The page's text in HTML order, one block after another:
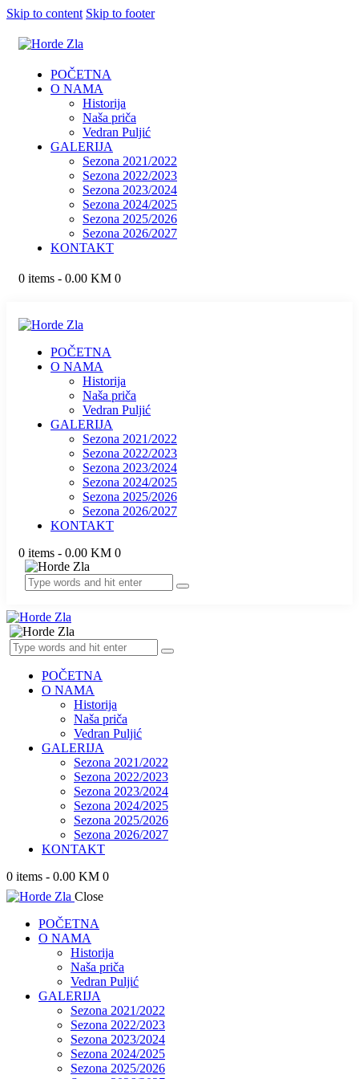
Skip to content Skip to footer
POČETNA
O NAMA
Historija
Naša priča
Vedran Puljić
GALERIJA
Sezona 2021/2022
Sezona 2022/2023
Sezona 2023/2024
Sezona 2024/2025
Sezona 2025/2026
Sezona 2026/2027
KONTAKT
0 items - 0.00 KM 0
POČETNA
O NAMA
Historija
Naša priča
Vedran Puljić
GALERIJA
Sezona 2021/2022
Sezona 2022/2023
Sezona 2023/2024
Sezona 2024/2025
Sezona 2025/2026
Sezona 2026/2027
KONTAKT
0 items - 0.00 KM 0
POČETNA
O NAMA
Historija
Naša priča
Vedran Puljić
GALERIJA
Sezona 2021/2022
Sezona 2022/2023
Sezona 2023/2024
Sezona 2024/2025
Sezona 2025/2026
Sezona 2026/2027
KONTAKT
0 items - 0.00 KM 0
Close
POČETNA
O NAMA
Historija
Naša priča
Vedran Puljić
GALERIJA
Sezona 2021/2022
Sezona 2022/2023
Sezona 2023/2024
Sezona 2024/2025
Sezona 2025/2026